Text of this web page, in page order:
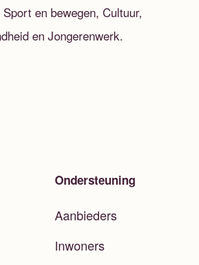
en bewegen, Cultuur,
en Jongerenwerk.
Ondersteuning
Aanbieders
Inwoners